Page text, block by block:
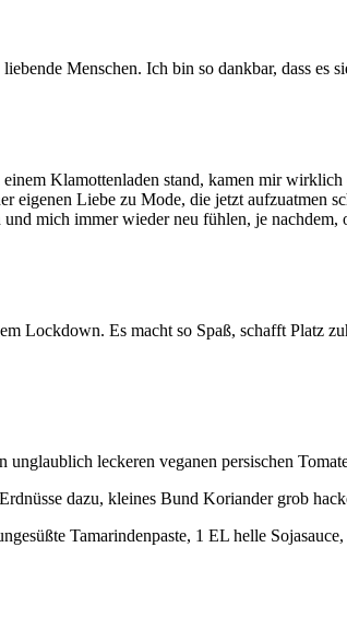
Menschen. Ich bin so dankbar, dass es
Klamottenladen stand, kamen mir
Liebe zu Mode, die jetzt aufzuatmen
mich immer wieder neu fühlen, je
Lockdown. Es macht so Spaß, schafft Platz
leckeren veganen persischen
dazu, kleines Bund Koriander grob
Tamarindenpaste, 1 EL helle